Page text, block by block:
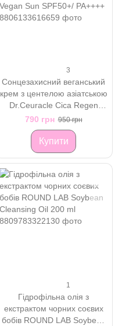
3
Сонцезахисний веганський
крем з центелою азіатською
Dr.Ceuracle Cica Regen
Vegan Sun SPF50+/ PA++++
790 грн 950 грн
Купити
1
Гідрофільна олія з
екстрактом чорних соєвих
бобів ROUND LAB Soybean